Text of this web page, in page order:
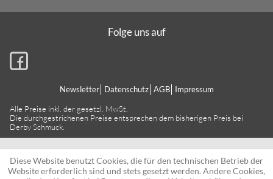
Newsletter Datenschutz AGB Impressum
Alle Preise inkl. der gesetzl. MwSt.
Die durchgestrichenen Preise entsprechen dem bisherigen Preis bei
Derby Schmuck.
Folge uns auf
Diese Website benutzt Cookies, die für den technischen Betrieb der
Website erforderlich sind und stets gesetzt werden. Andere Cookies,